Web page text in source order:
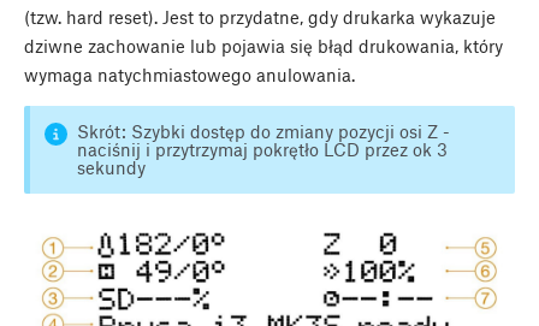
(tzw. hard reset). Jest to przydatne, gdy drukarka wykazuje
dziwne zachowanie lub pojawia się błąd drukowania, który
wymaga natychmiastowego anulowania.
Skrót: Szybki dostęp do zmiany pozycji osi Z -
naciśnij i przytrzymaj pokrętło LCD przez ok 3
sekundy